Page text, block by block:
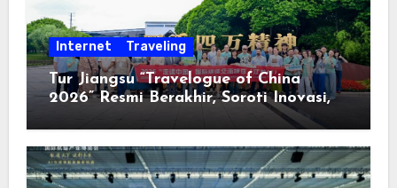
Internet Traveling
Tur Jiangsu “Travelogue of China
2026” Resmi Berakhir, Soroti Inovasi,
Keterbukaan, dan Pembangunan
Berorientasi pada Masyarakat